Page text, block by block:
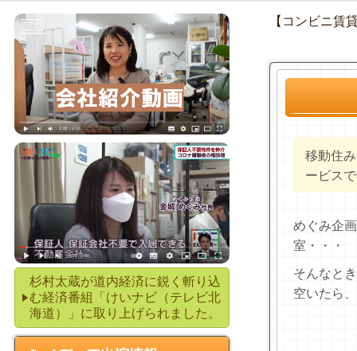
【コンビニ賃
移動住
ービス
めぐみ企
室・・・
そんなと
空いたら
杉村太蔵が道内経済に鋭く斬り込
む経済番組「けいナビ（テレビ北
海道）」に取り上げられました。